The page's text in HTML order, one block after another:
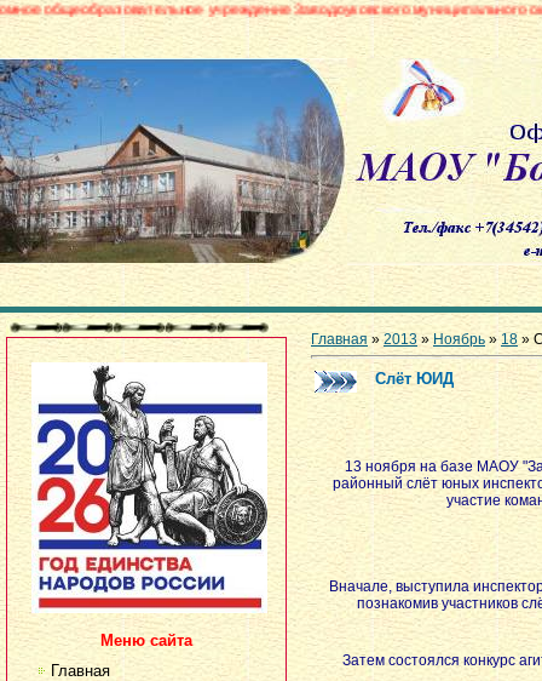
учреждение Заводоуковского муниципального округа
Меню сайта
Главная
Главная »2013 » Ноябрь » 18 »
Cлёт ЮИД
13 ноября на базе МАОУ
районный слёт юных
участие
Вначале, выступила
познакомив участников
Затем состоялся конкурс